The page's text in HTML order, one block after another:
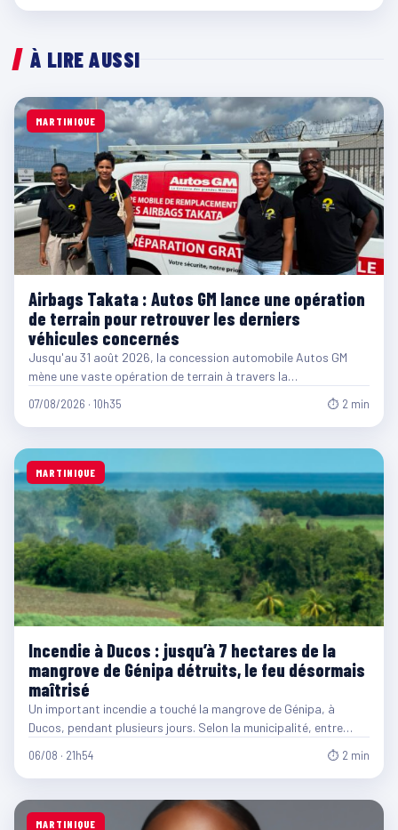
À LIRE AUSSI
MARTINIQUE
Airbags Takata : Autos GM lance une opération
de terrain pour retrouver les derniers
véhicules concernés
Jusqu'au 31 août 2026, la concession automobile Autos GM
mène une vaste opération de terrain à travers la…
07/08/2026 · 10h35 ⏱ 2 min
MARTINIQUE
Incendie à Ducos : jusqu’à 7 hectares de la
mangrove de Génipa détruits, le feu désormais
maîtrisé
Un important incendie a touché la mangrove de Génipa, à
Ducos, pendant plusieurs jours. Selon la municipalité, entre…
06/08 · 21h54 ⏱ 2 min
MARTINIQUE